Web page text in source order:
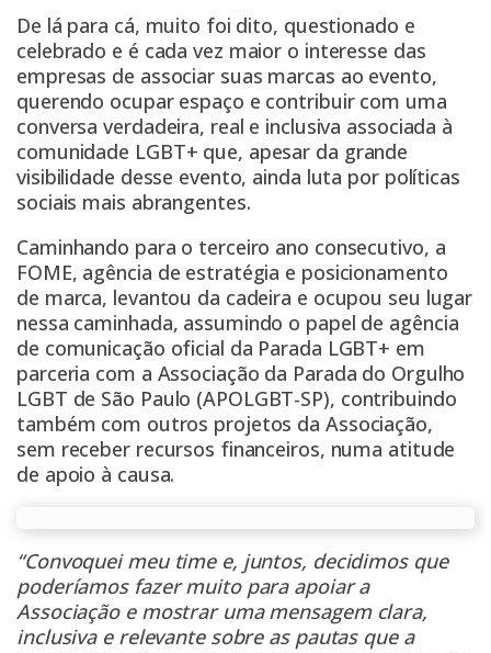
De lá para cá, muito foi dito, questionado e
celebrado e é cada vez maior o interesse das
empresas de associar suas marcas ao evento,
querendo ocupar espaço e contribuir com uma
conversa verdadeira, real e inclusiva associada à
comunidade LGBT+ que, apesar da grande
visibilidade desse evento, ainda luta por políticas
sociais mais abrangentes.
Caminhando para o terceiro ano consecutivo, a
FOME, agência de estratégia e posicionamento
de marca, levantou da cadeira e ocupou seu lugar
nessa caminhada, assumindo o papel de agência
de comunicação oficial da Parada LGBT+ em
parceria com a Associação da Parada do Orgulho
LGBT de São Paulo (APOLGBT-SP), contribuindo
também com outros projetos da Associação,
sem receber recursos financeiros, numa atitude
de apoio à causa.
“Convoquei meu time e, juntos, decidimos que
poderíamos fazer muito para apoiar a
Associação e mostrar uma mensagem clara,
inclusiva e relevante sobre as pautas que a